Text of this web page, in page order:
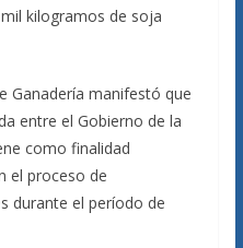
kilogramos de soja
Ganadería manifestó que
entre el Gobierno de la
como finalidad
el proceso de
durante el período de